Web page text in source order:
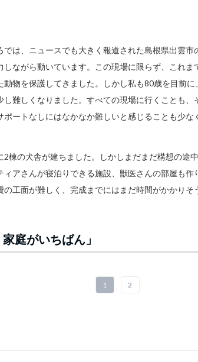
では、ニュースでも大きく報道された島根県出雲
しながら動いています。この現場に限らず、これ
動物を保護してきました。しかし私も80歳を目前
し難しくなりました。すべての現場に行くことも、
ートなしにはなかなか難しいと感じることも少な
2棟の犬舎が建ちました。しかしまだまだ構想の途
ィアさんが寝泊りできる施設、獣医さんの部屋も
工面が難しく、完成までにはまだ時間がかかりそ
庭がいちばん」
1 2